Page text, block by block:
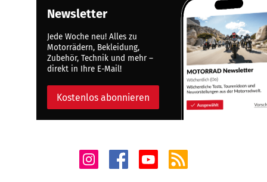
Newsletter
Jede Woche neu! Alles zu
Motorrädern, Bekleidung,
Zubehör, Technik und mehr –
direkt in Ihre E-Mail!
Kostenlos abonnieren